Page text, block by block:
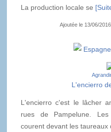
La production locale se
Ajoutée le 13/06/
Espagne
L'encierro
L'encierro c'est le lâcher
rues de Pampelune.
courent devant les taureaux